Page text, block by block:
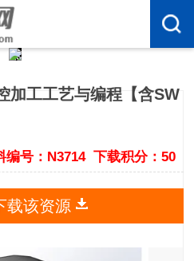
加工工艺与编程【含SW
下载积分：50
编号：N3714
载该资源